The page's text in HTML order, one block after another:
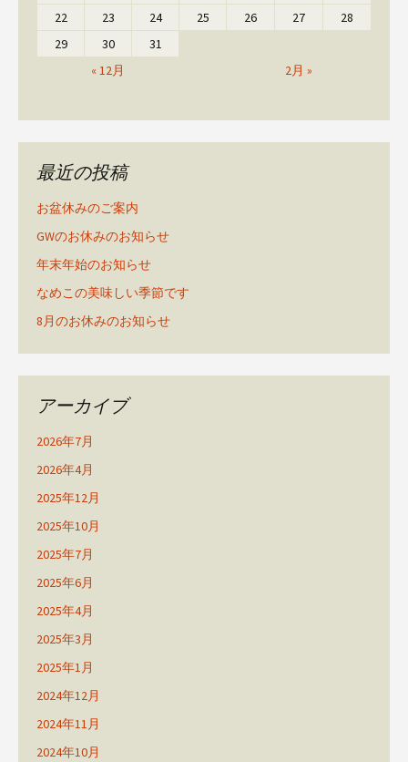
« 12月 2月 »
22
23 24 25 26 27
28
29
30 31
最近の投稿
お盆休みのご案内
GWのお休みのお知らせ
年末年始のお知らせ
なめこの美味しい季節です
8月のお休みのお知らせ
アーカイブ
2026年7月
2026年4月
2025年12月
2025年10月
2025年7月
2025年6月
2025年4月
2025年3月
2025年1月
2024年12月
2024年11月
2024年10月